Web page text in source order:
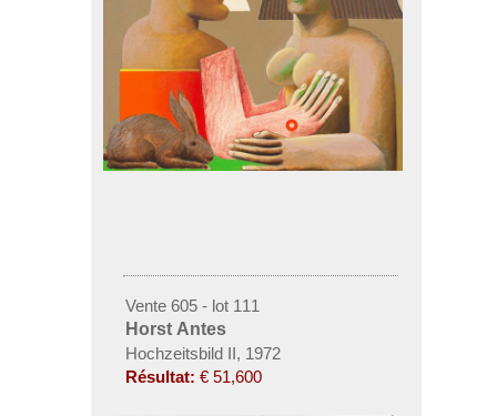
Vente 605 - lot 111
Horst Antes
Hochzeitsbild II, 1972
Résultat: € 51,600